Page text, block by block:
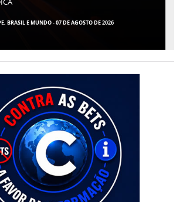
ENTRE AS CAPITAIS DO NORDESTE